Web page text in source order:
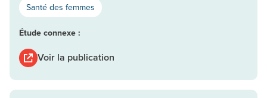
Santé des femmes
Étude connexe :
Voir la publication